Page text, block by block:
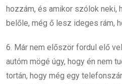
hozzám, és amikor szólok neki,
belőle, még ő lesz ideges rám,
6. Már nem először fordul elő
autóm mögé úgy, hogy én nem
tortán, hogy még egy